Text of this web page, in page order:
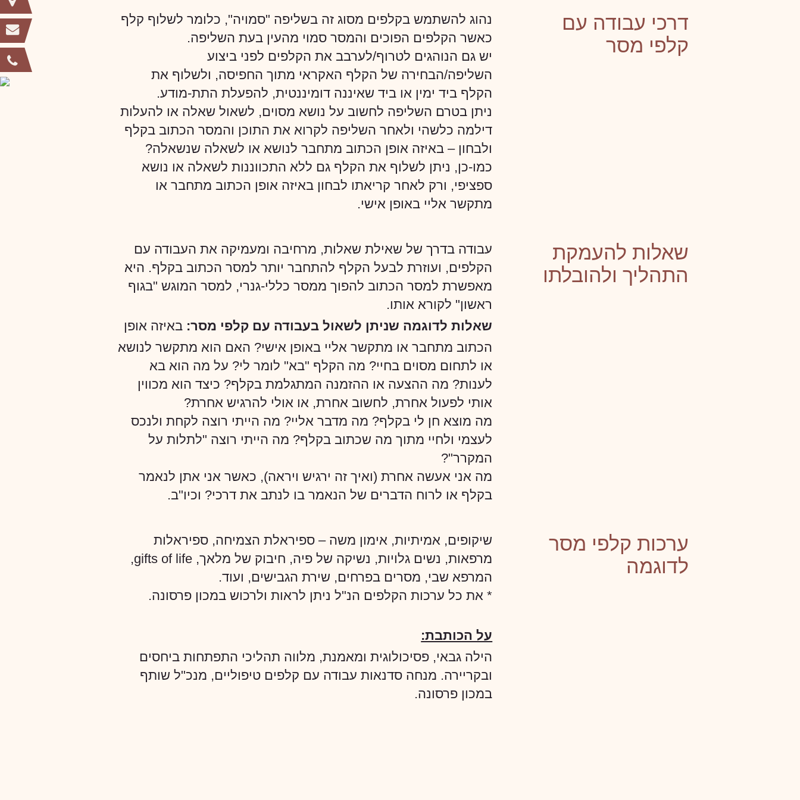
דרכי עבודה עם
קלפי מסר
נהוג להשתמש בקלפים מסוג זה בשליפה "סמויה", כלומר לשלוף קלף
כאשר הקלפים הפוכים והמסר סמוי מהעין בעת השליפה.
יש גם הנוהגים לטרוף/לערבב את הקלפים לפני ביצוע
השליפה/הבחירה של הקלף האקראי מתוך החפיסה, ולשלוף את
הקלף ביד ימין או ביד שאיננה דומיננטית, להפעלת התת-מודע.
ניתן בטרם השליפה לחשוב על נושא מסוים, לשאול שאלה או להעלות
דילמה כלשהי ולאחר השליפה לקרוא את התוכן והמסר הכתוב בקלף
ולבחון – באיזה אופן הכתוב מתחבר לנושא או לשאלה שנשאלה?
כמו-כן, ניתן לשלוף את הקלף גם ללא התכווננות לשאלה או נושא
ספציפי, ורק לאחר קריאתו לבחון באיזה אופן הכתוב מתחבר או
מתקשר אליי באופן אישי.
שאלות להעמקת
התהליך ולהובלתו
עבודה בדרך של שאילת שאלות, מרחיבה ומעמיקה את העבודה עם
הקלפים, ועוזרת לבעל הקלף להתחבר יותר למסר הכתוב בקלף. היא
מאפשרת למסר הכתוב להפוך ממסר כללי-גנרי, למסר המוגש "בגוף
ראשון" לקורא אותו.
שאלות לדוגמה שניתן לשאול בעבודה עם קלפי מסר: באיזה אופן
הכתוב מתחבר או מתקשר אליי באופן אישי? האם הוא מתקשר לנושא
או לתחום מסוים בחיי? מה הקלף "בא" לומר לי? על מה הוא בא
לענות? מה ההצעה או ההזמנה המתגלמת בקלף? כיצד הוא מכווין
אותי לפעול אחרת, לחשוב אחרת, או אולי להרגיש אחרת?
מה מוצא חן לי בקלף? מה מדבר אליי? מה הייתי רוצה לקחת ולנכס
לעצמי ולחיי מתוך מה שכתוב בקלף? מה הייתי רוצה "לתלות על
המקרר"?
מה אני אעשה אחרת (ואיך זה ירגיש ויראה), כאשר אני אתן לנאמר
בקלף או לרוח הדברים של הנאמר בו לנתב את דרכי? וכיו"ב.
ערכות קלפי מסר
לדוגמה
שיקופים, אמיתיות, אימון משה – ספיראלת הצמיחה, ספיראלות
מרפאות, נשים גלויות, נשיקה של פיה, חיבוק של מלאך, gifts of life,
המרפא שבי, מסרים בפרחים, שירת הגבישים, ועוד.
* את כל ערכות הקלפים הנ"ל ניתן לראות ולרכוש במכון פרסונה.
על הכותבת:
הילה גבאי, פסיכולוגית ומאמנת, מלווה תהליכי התפתחות ביחסים
ובקריירה. מנחה סדנאות עבודה עם קלפים טיפוליים, מנכ"ל שותף
במכון פרסונה.